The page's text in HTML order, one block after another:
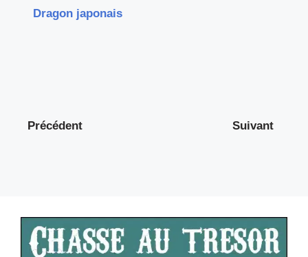
Dragon japonais
Précédent Suivant